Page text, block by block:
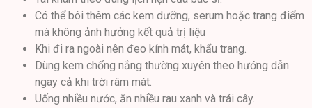
Có thể bôi thêm các kem dưỡng, serum hoặc trang điểm
mà không ảnh hưởng kết quả trị liệu
Khi đi ra ngoài nên đeo kính mát, khẩu trang.
Dùng kem chống nắng thường xuyên theo hướng dẫn
ngay cả khi trời râm mát.
Uống nhiều nước, ăn nhiều rau xanh và trái cây.